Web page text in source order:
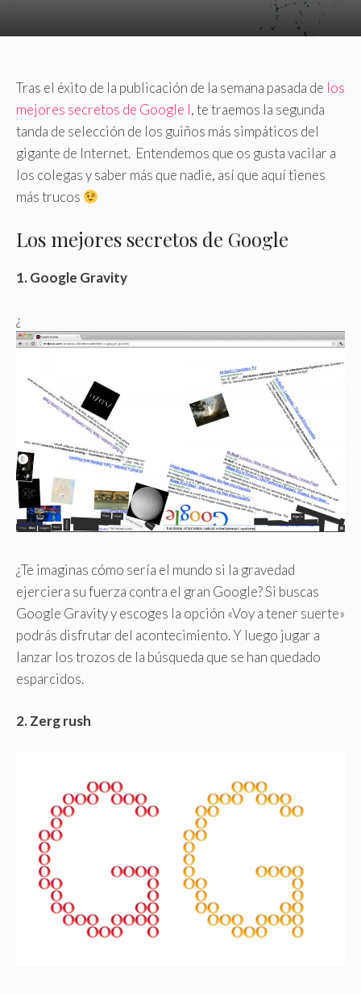
Tras el éxito de la publicación de la semana pasada de los
mejores secretos de Google I, te traemos la segunda
tanda de selección de los guiños más simpáticos del
gigante de Internet. Entendemos que os gusta vacilar a
los colegas y saber más que nadie, así que aquí tienes
más trucos
Los mejores secretos de Google
1. Google Gravity
¿
¿Te imaginas cómo sería el mundo si la gravedad
ejerciera su fuerza contra el gran Google? Si buscas
Google Gravity y escoges la opción «Voy a tener suerte»
podrás disfrutar del acontecimiento. Y luego jugar a
lanzar los trozos de la búsqueda que se han quedado
esparcidos.
2. Zerg rush